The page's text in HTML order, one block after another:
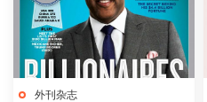
外刊杂志